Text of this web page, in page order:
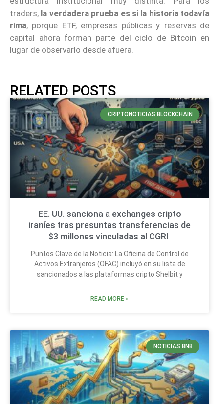
traders, la verdadera prueba es si la historia todavía
rima, porque ETF, empresas públicas y reservas de
capital ahora forman parte del ciclo de Bitcoin en
lugar de observarlo desde afuera.
RELATED POSTS
CRIPTONOTICIAS BLOCKCHAIN
EE. UU. sanciona a exchanges cripto
iraníes tras presuntas transferencias de
$3 millones vinculadas al CGRI
Puntos Clave de la Noticia: La Oficina de Control de
Activos Extranjeros (OFAC) incluyó en su lista de
sancionados a las plataformas cripto Shelbit y
READ MORE »
NOTICIAS BNB